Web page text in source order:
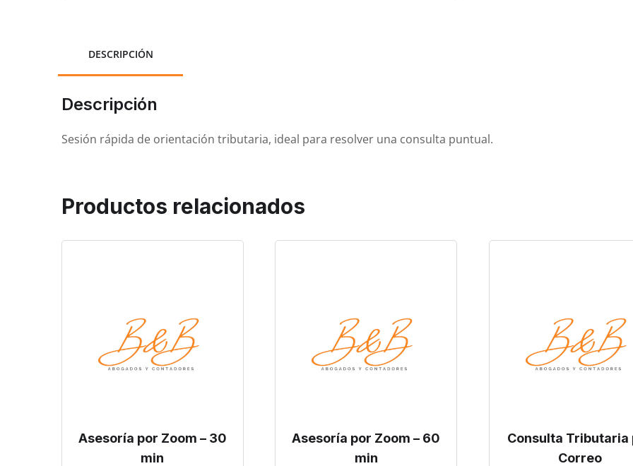
DESCRIPCIÓN
Descripción
Sesión rápida de orientación tributaria, ideal para resolver una consulta puntual.
Productos relacionados
Asesoría por Zoom – 30
min
Asesoría por Zoom – 60
min
Consulta Tributaria
Correo